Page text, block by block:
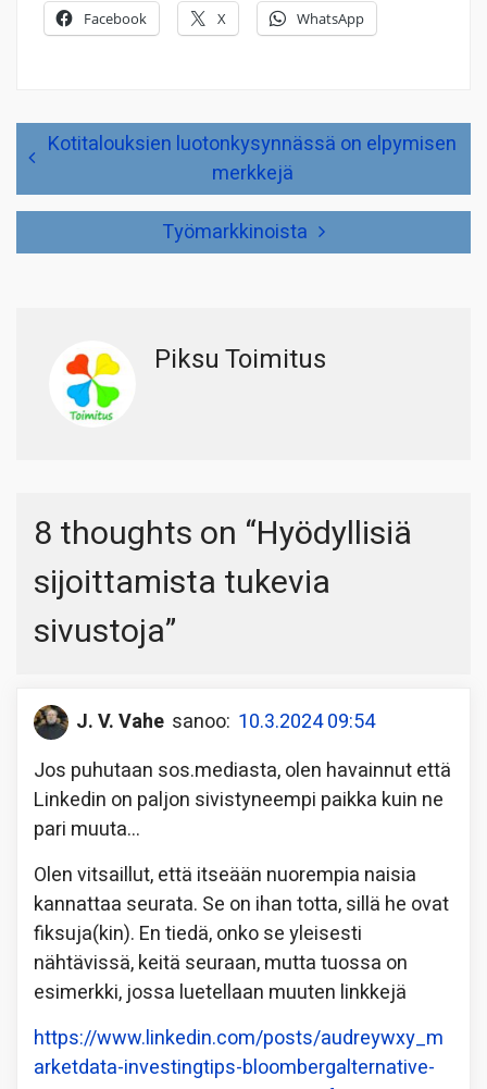
Facebook X WhatsApp
Artikkelien
selausKotitalouksien luotonkysynnässä on elpymisen
merkkejä
Työmarkkinoista
Piksu Toimitus
8 thoughts on “Hyödyllisiä
sijoittamista tukevia
sivustoja”
J. V. Vahe sanoo: 10.3.2024 09:54
Jos puhutaan sos.mediasta, olen havainnut että
Linkedin on paljon sivistyneempi paikka kuin ne
pari muuta…
Olen vitsaillut, että itseään nuorempia naisia
kannattaa seurata. Se on ihan totta, sillä he ovat
fiksuja(kin). En tiedä, onko se yleisesti
nähtävissä, keitä seuraan, mutta tuossa on
esimerkki, jossa luetellaan muuten linkkejä
https://www.linkedin.com/posts/audreywxy_m
arketdata-investingtips-bloombergalternative-